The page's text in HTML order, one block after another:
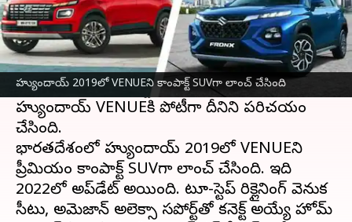
హ్యుందాయ్ 2019లో VENUEని కాంపాక్ట్ SUVగా లాంచ్ చేసింది
ఈ వార్తాకథనం ఏంటి
మారుతి సుజుకిఇటీవల ముగిసిన ఆటో ఎక్స్‌పో 2023లో
సరికొత్త SUV Fronxను విడుదల చేసింది. ఈ సంస్థ
భారతదేశంలో కాంపాక్ట్ SUV కేటగిరీలో ఫీచర్-లోడెడ్
హ్యుందాయ్ VENUEకి పోటీగా దీనిని పరిచయం
చేసింది.
భారతదేశంలో హ్యుందాయ్ 2019లో VENUEని
ప్రీమియం కాంపాక్ట్ SUVగా లాంచ్ చేసింది. ఇది
2022లో అప్‌డేట్‌ అయింది. టూ-స్టెప్ రిక్లైనింగ్ వెనుక
సీటు, అమెజాన్ అలెక్సా సపోర్ట్‌తో కనెక్ట్ అయ్యే హోమ్